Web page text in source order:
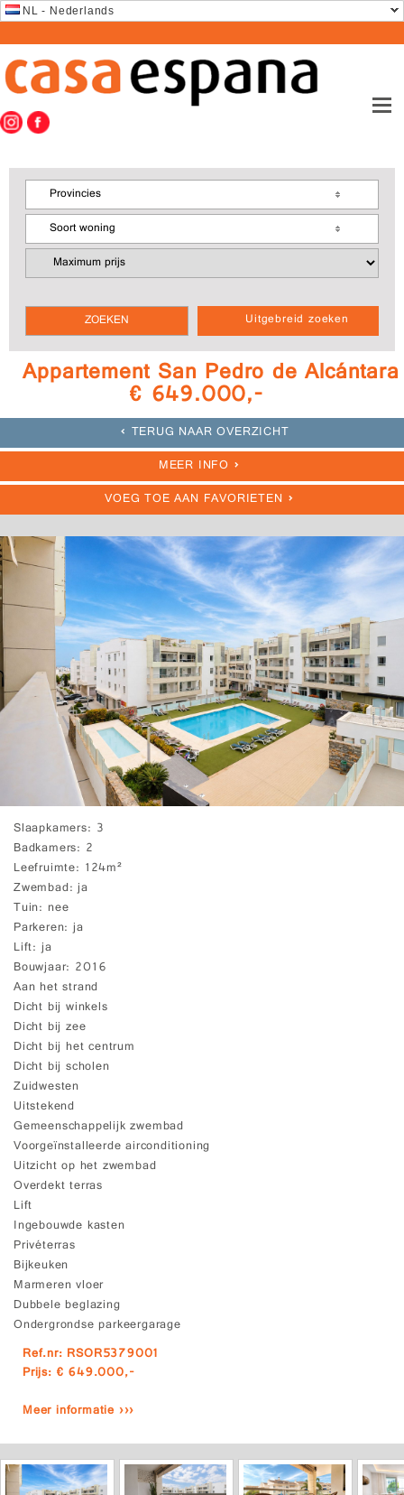
NL - Nederlands
Uitgebreid zoeken
Provincies
Soort woning
Appartement San Pedro de Alcántara
€ 649.000,-
TERUG NAAR OVERZICHT
MEER INFO
VOEG TOE AAN FAVORIETEN
Slaapkamers 3
Badkamers 2
Leefruimte 124m²
Zwembad ja
Tuin nee
Parkeren ja
Lift ja
Bouwjaar 2016
Aan het strand
Dicht bij winkels
Dicht bij zee
Dicht bij het centrum
Dicht bij scholen
Zuidwesten
Uitstekend
Gemeenschappelijk zwembad
Voorgeïnstalleerde airconditioning
Uitzicht op het zwembad
Overdekt terras
Lift
Ingebouwde kasten
Privéterras
Bijkeuken
Marmeren vloer
Dubbele beglazing
Ondergrondse parkeergarage
Ref.nr: RSOR5379001
Prijs: € 649.000,-
Meer informatie ›››